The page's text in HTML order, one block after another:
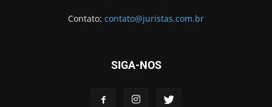
Contato: contato@juristas.com.br
SIGA-NOS